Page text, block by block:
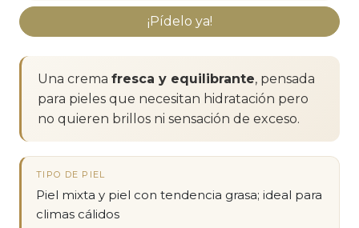
¡Pídelo ya!
Una crema fresca y equilibrante, pensada
para pieles que necesitan hidratación pero
no quieren brillos ni sensación de exceso.
TIPO DE PIEL
Piel mixta y piel con tendencia grasa; ideal para
climas cálidos